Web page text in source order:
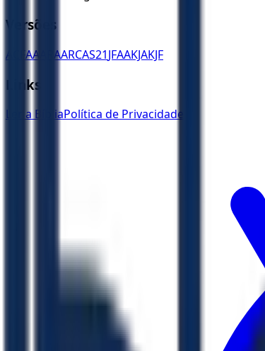
Versões
ACFAA ARAARCAS21JFAAKJAKJF
Links
Ler a BíbliaPolítica de Privacidade